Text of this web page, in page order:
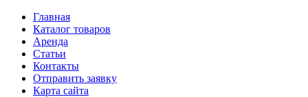
Главная
Каталог товаров
Аренда
Статьи
Контакты
Отправить заявку
Карта сайта